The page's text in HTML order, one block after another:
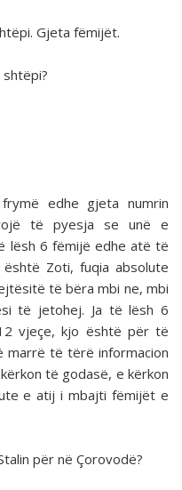
Gjeta fëmijët.
edhe gjeta numrin
të pyesja se unë e
lësh 6 fëmijë edhe atë të
Zoti, fuqia absolute
të bëra mbi ne, mbi
të jetohej. Ja të lësh 6
vjeçe, kjo është për të
marrë të tërë informacion
të godasë, e kërkon
e atij i mbajti fëmijët e
për në Çorovodë?